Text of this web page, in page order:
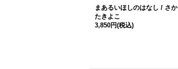
まあるいほしのはなし / さか
たきよこ
3,850円(税込)